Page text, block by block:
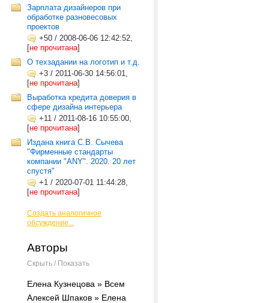
Зарплата дизайнеров при
обработке разновесовых
проектов
+50 / 2008-06-06 12:42:52,
[не прочитана]
О техзадании на логотип и т.д.
+3 / 2011-06-30 14:56:01,
[не прочитана]
Выработка кредита доверия в
сфере дизайна интерьера
+11 / 2011-08-16 10:55:00,
[не прочитана]
Издана книга С.В. Сычева
"Фирменные стандарты
компании "ANY". 2020. 20 лет
спустя"
+1 / 2020-07-01 11:44:28,
[не прочитана]
Создать аналогичное
обсуждение...
Авторы
Скрыть / Показать
Елена Кузнецова » Всем
Алексей Шпаков » Елена